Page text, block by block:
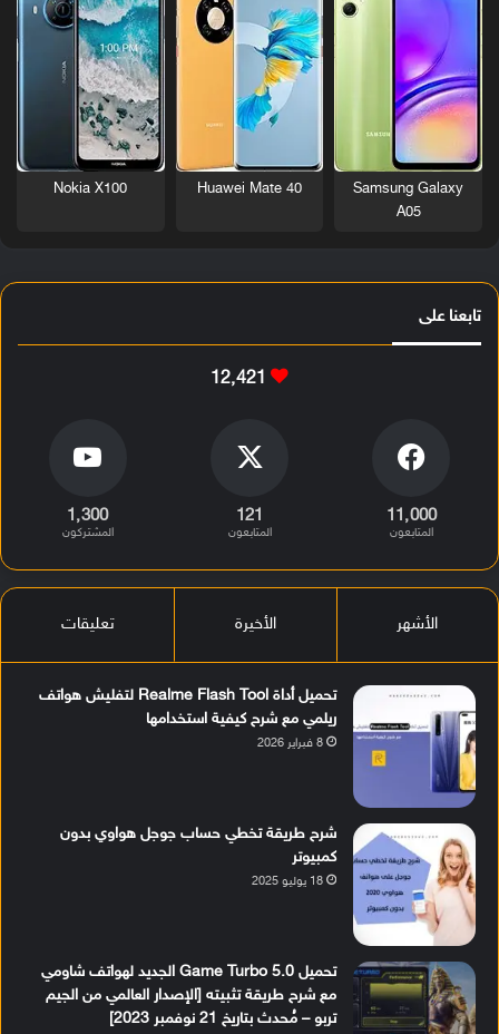
Samsung Galaxy
A05
Huawei Mate 40
Nokia X100
تابعنا على
12٬421
11٬000
المتابعون
121
المتابعون
1٬300
المشتركون
الأشهر الأخيرة تعليقات
تحميل أداة Realme Flash Tool لتفليش هواتف
ريلمي مع شرح كيفية استخدامها
8 فبراير 2026
شرح طريقة تخطي حساب جوجل هواوي بدون
كمبيوتر
18 يوليو 2025
تحميل Game Turbo 5.0 الجديد لهواتف شاومي
مع شرح طريقة تثبيته [الإصدار العالمي من الجيم
تربو – مُحدث بتاريخ 21 نوفمبر 2023]